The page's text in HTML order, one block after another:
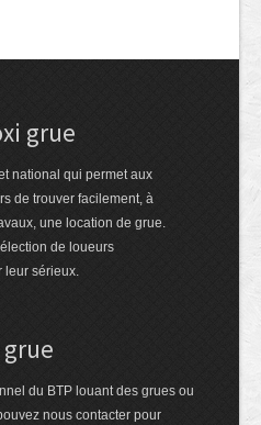
grue
national qui permet aux
de trouver facilement, à
une location de grue.
de loueurs
leur sérieux.
du BTP louant des grues ou
nous contacter pour